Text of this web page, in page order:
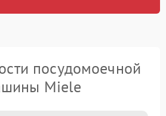
посудомоечной
Miele